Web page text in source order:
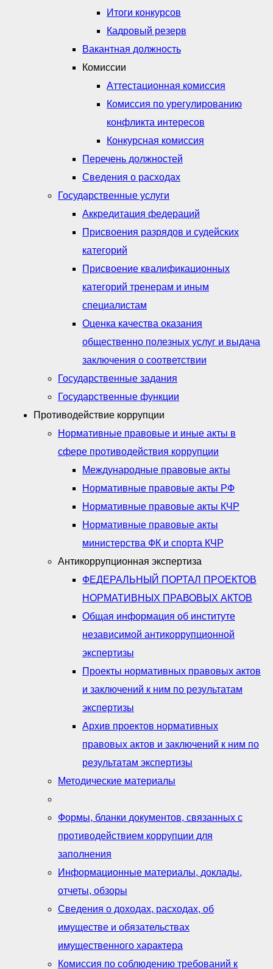
Итоги конкурсов
Кадровый резерв
Вакантная должность
Комиссии
Аттестационная комиссия
Комиссия по урегулированию
конфликта интересов
Конкурсная комиссия
Перечень должностей
Сведения о расходах
Государственные услуги
Аккредитация федераций
Присвоения разрядов и судейских
категорий
Присвоение квалификационных
категорий тренерам и иным
специалистам
Оценка качества оказания
общественно полезных услуг и выдача
заключения о соответствии
Государственные задания
Государственные функции
Противодействие коррупции
Нормативные правовые и иные акты в
сфере противодействия коррупции
Международные правовые акты
Нормативные правовые акты РФ
Нормативные правовые акты КЧР
Нормативные правовые акты
министерства ФК и спорта КЧР
Антикоррупционная экспертиза
ФЕДЕРАЛЬНЫЙ ПОРТАЛ ПРОЕКТОВ
НОРМАТИВНЫХ ПРАВОВЫХ АКТОВ
Общая информация об институте
независимой антикоррупционной
экспертизы
Проекты нормативных правовых актов
и заключений к ним по результатам
экспертизы
Архив проектов нормативных
правовых актов и заключений к ним по
результатам экспертизы
Методические материалы
Формы, бланки документов, связанных с
противодействием коррупции для
заполнения
Информационные материалы, доклады,
отчеты, обзоры
Сведения о доходах, расходах, об
имуществе и обязательствах
имущественного характера
Комиссия по соблюдению требований к